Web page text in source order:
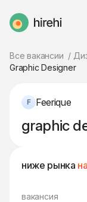
HireHi
Все вакансии
Graphic Designer
Feerique
graphic
ниже рынка
вакансия